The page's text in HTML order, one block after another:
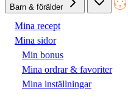
Barn & förälder
Mina recept
Mina sidor
Min bonus
Mina ordrar & favoriter
Mina inställningar